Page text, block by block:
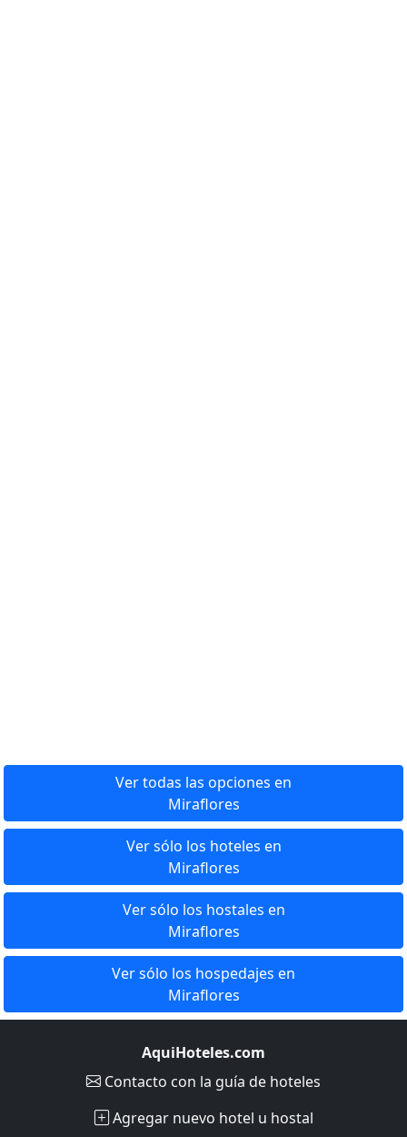
Ver todas las opciones en
Miraflores
Ver sólo los hoteles en
Miraflores
Ver sólo los hostales en
Miraflores
Ver sólo los hospedajes en
Miraflores
AquiHoteles.com
Contacto con la guía de hoteles
Agregar nuevo hotel u hostal